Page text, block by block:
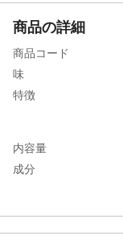
商品の詳細
商品コード
味
特徴
内容量
成分